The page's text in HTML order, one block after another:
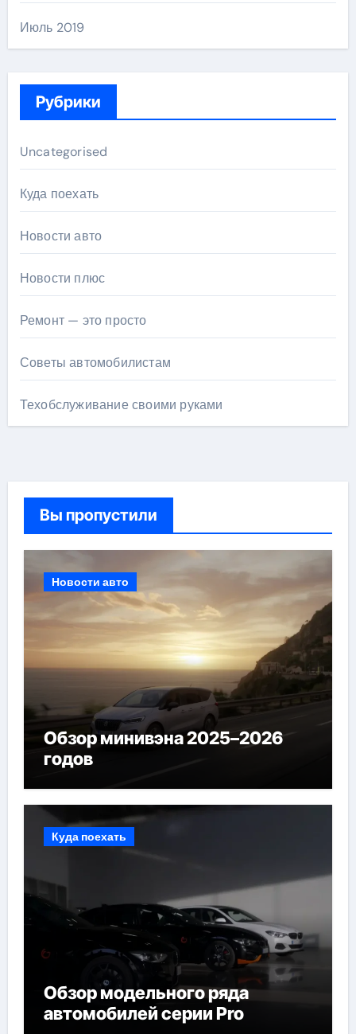
Июль 2019
Рубрики
Uncategorised
Куда поехать
Новости авто
Новости плюс
Ремонт — это просто
Советы автомобилистам
Техобслуживание своими руками
Вы пропустили
Новости авто
Обзор минивэна 2025–2026
годов
Куда поехать
Обзор модельного ряда
автомобилей серии Pro